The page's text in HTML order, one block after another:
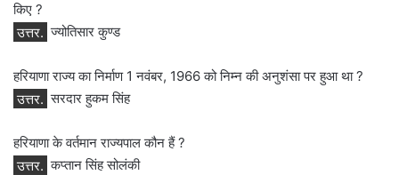
किए ?
उत्तर. ज्योतिसार कुण्ड
हरियाणा राज्य का निर्माण 1 नवंबर, 1966 को निम्न की अनुशंसा पर हुआ था ?
उत्तर. सरदार हुकम सिंह
हरियाणा के वर्तमान राज्यपाल कौन हैं ?
उत्तर. कप्तान सिंह सोलंकी